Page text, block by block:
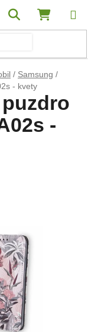
Hľadať
/ Samsung /
- kvety
-